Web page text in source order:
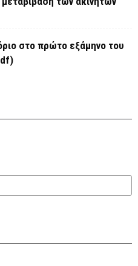
στο πρώτο εξάμηνο του